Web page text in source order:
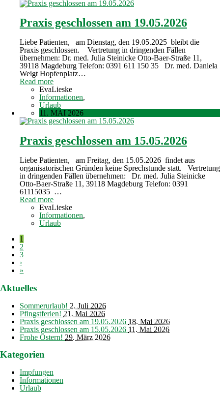
Praxis geschlossen am 19.05.2026
Liebe Patienten, am Dienstag, den 19.05.2025 bleibt die
Praxis geschlossen. Vertretung in dringenden Fällen
übernehmen: Dr. med. Julia Steinicke Otto-Baer-Straße 11,
39118 Magdeburg Telefon: 0391 611 150 35 Dr. med. Daniela
Weigt Hopfenplatz…
Read more
EvaLieske
Informationen,
Urlaub
11. MAI 2026
Praxis geschlossen am 15.05.2026
Liebe Patienten, am Freitag, den 15.05.2026 findet aus
organisatorischen Gründen keine Sprechstunde statt. Vertretung
in dringenden Fällen übernehmen: Dr. med. Julia Steinicke
Otto-Baer-Straße 11, 39118 Magdeburg Telefon: 0391
61115035 …
Read more
EvaLieske
Informationen,
Urlaub
1
2
3
›
»
Aktuelles
Sommerurlaub! 2. Juli 2026
Pfingstferien! 21. Mai 2026
Praxis geschlossen am 19.05.2026 18. Mai 2026
Praxis geschlossen am 15.05.2026 11. Mai 2026
Frohe Ostern! 29. März 2026
Kategorien
Impfungen
Informationen
Urlaub